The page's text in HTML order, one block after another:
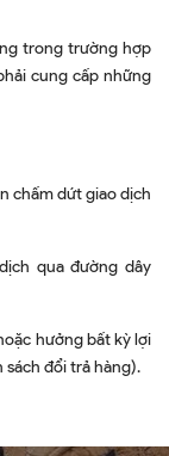
trong trường hợp
cung cấp những
chấm dứt giao dịch
qua đường dây
hưởng bất kỳ lợi
đổi trả hàng).